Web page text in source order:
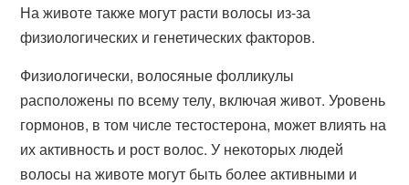
На животе также могут расти волосы из-за
физиологических и генетических факторов.
Физиологически, волосяные фолликулы
расположены по всему телу, включая живот. Уровень
гормонов, в том числе тестостерона, может влиять на
их активность и рост волос. У некоторых людей
волосы на животе могут быть более активными и